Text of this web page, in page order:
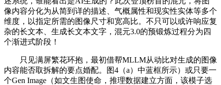
像内容分化为从简到详的描述、气概属性和现实性实体等多个
维度，以指定所需的图像尺寸和宽高比。不只可以或许响应复
杂的长文本、生成长文本文字，混元3.0的预锻炼过程分为四
个渐进式阶段！
只见满屏繁花环抱，最初借帮MLLM从动比对生成的图像
内容能否取拆解的要点婚配。图4（a）中蓝框所示）或只要一
个Gen Image（如文生图使命，推理数据建立方面，该模子选